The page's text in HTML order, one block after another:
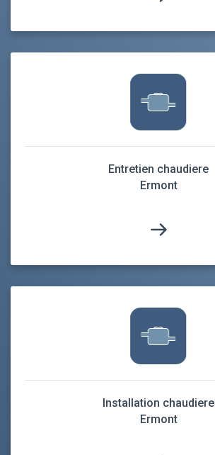
Entretien chaudiere
Ermont
Installation chaudiere
Ermont